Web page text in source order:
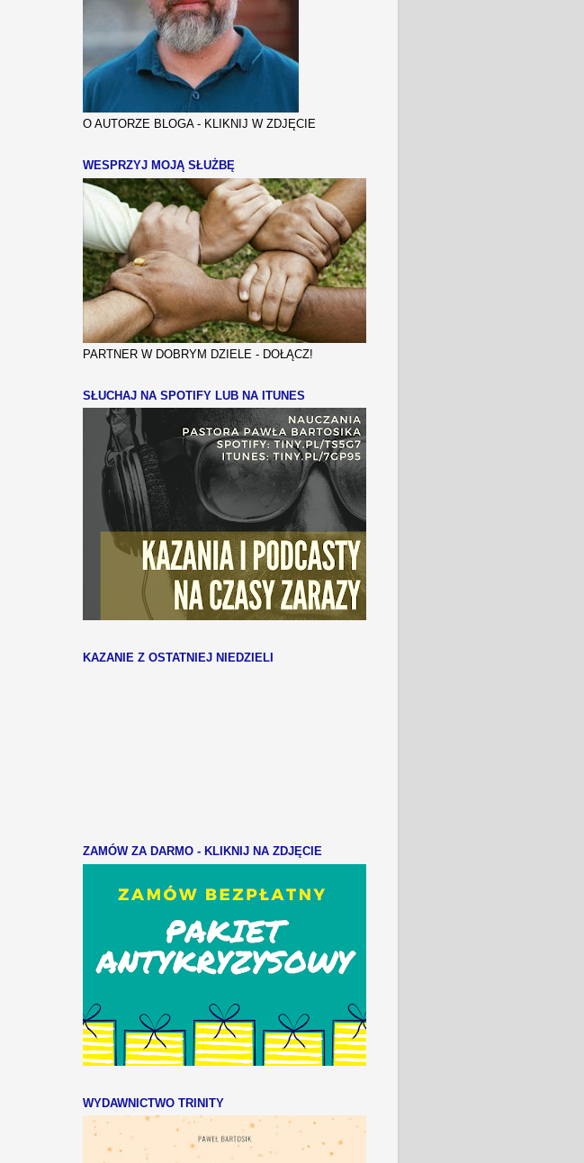
O AUTORZE BLOGA - KLIKNIJ W ZDJĘCIE
WESPRZYJ MOJĄ SŁUŻBĘ
PARTNER W DOBRYM DZIELE - DOŁĄCZ!
SŁUCHAJ NA SPOTIFY LUB NA ITUNES
KAZANIE Z OSTATNIEJ NIEDZIELI
ZAMÓW ZA DARMO - KLIKNIJ NA ZDJĘCIE
WYDAWNICTWO TRINITY